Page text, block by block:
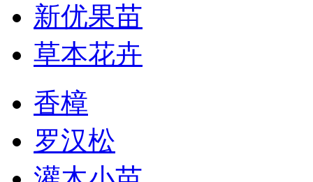
新优果苗
草本花卉
香樟
罗汉松